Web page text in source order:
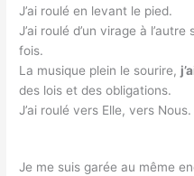
J’ai roulé en levant le pied.
J’ai roulé d’un virage à
fois.
La musique plein le sourire,
des lois et des obligations.
J’ai roulé vers Elle, vers Nous.
Je me suis garée au même